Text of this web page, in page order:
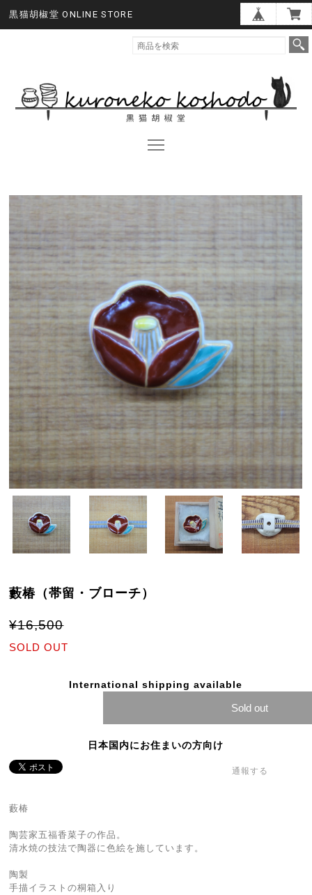
黒猫胡椒堂 ONLINE STORE
藪椿（帯留・ブローチ）
¥16,500
SOLD OUT
International shipping available
Sold out
日本国内にお住まいの方向け
通報する
藪椿
陶芸家五福香菜子の作品。
清水焼の技法で陶器に色絵を施しています。
陶製
手描イラストの桐箱入り